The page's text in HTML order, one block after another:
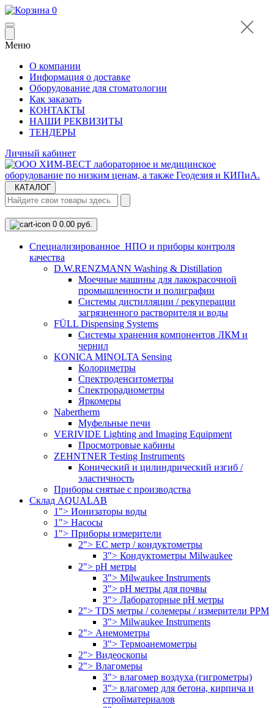
0
Меню
О компании
Информация о доставке
Оборудование для стоматологии
Как заказать
КОНТАКТЫ
НАШИ РЕКВИЗИТЫ
ТЕНДЕРЫ
Личный кабинет
КАТАЛОГ
0 0.00 руб.
Cпециализированное НПО и приборы контроля
качества
D.W.RENZMANN Washing & Distillation
Моечные машины для лакокрасочной
промышленности и полиграфии
Системы дистилляции / рекуперации
загрязненного растворителя и воды
FÜLL Dispensing Systems
Системы хранения компонентов ЛКМ и
чернил
KONICA MINOLTA Sensing
Колориметры
Спектроденситометры
Спектрорадиометры
Яркомеры
Nabertherm
Муфельные печи
VERIVIDE Lighting and Imaging Equipment
Просмотровые кабины
ZEHNTNER Testing Instruments
Конический и цилиндрический изгиб /
эластичность
Приборы снятые с производства
Склад AQUALAB
1"> Ионизаторы воды
1"> Насосы
1"> Приборы измерители
2"> EC метр / кондуктометры
3"> Кондуктометры Milwaukee
2"> pH метры
3"> Milwaukee Instruments
3"> pH метры для почвы
3"> Лабораторные pH метры
2"> TDS метры / солемеры / измерители PPM
3"> Milwaukee Instruments
2"> Анемометры
3"> Термоанемометры
2"> Видеоскопы
2"> Влагомеры
3"> влагомер воздуха (гигрометры)
3"> влагомер для бетона, кирпича и
стройматериалов